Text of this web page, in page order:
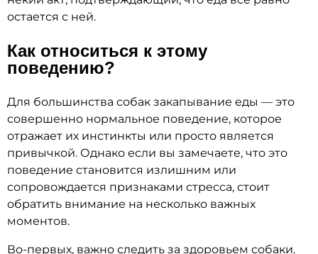
остается с ней.
Как относиться к этому
поведению?
Для большинства собак закапывание еды — это
совершенно нормальное поведение, которое
отражает их инстинкты или просто является
привычкой. Однако если вы замечаете, что это
поведение становится излишним или
сопровождается признаками стресса, стоит
обратить внимание на несколько важных
моментов.
Во-первых, важно следить за здоровьем собаки.